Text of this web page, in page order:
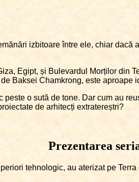
izbitoare între ele, chiar
Egipt, și Bulevardul Morților din
Baksei Chamkrong, este aproape
o sută de tone. Dar cum au
de arhitecți extratereștri?
Prezentarea
tehnologic, au aterizat pe